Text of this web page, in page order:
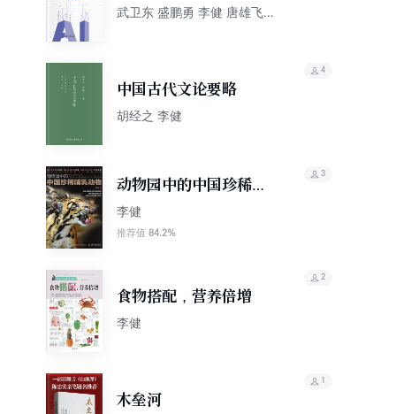
（上册）
武卫东 盛鹏勇 李健 唐雄飞
中国古代文论要略
胡经之 李健
4
动物园中的中国珍稀哺
乳动物
李健
推荐值 84.2%
3
食物搭配，营养倍增
李健
2
木垒河
1